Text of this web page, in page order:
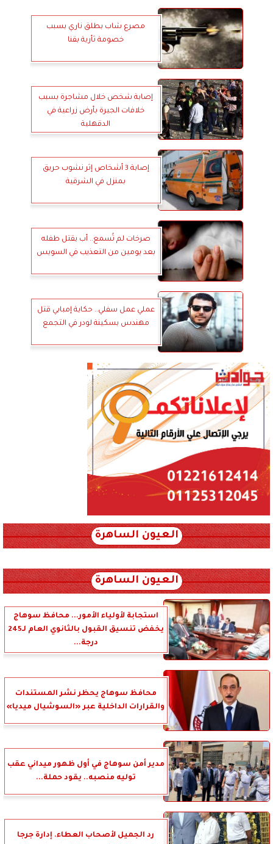
مصرع شاب بطلق ناري بسبب
خصومة ثأرية بقنا
إصابة شخص خلال مشاجرة بسبب
خلافات الجيرة بأرض زراعية في
الدقهلية
إصابة 3 أشخاص إثر نشوب حريق
بمنزل في الشرقية
صرخات لم تُسمع.. أب يقتل طفله
بعد يومين من التعذيب في السويس
عملي عمل سفلي.. حكاية إمبابي قتل
مهندس بسكينة لودر في التجمع
العيون الساهرة
العيون الساهرة
استجابة لأولياء الأمور... محافظ سوهاج
يخفض تنسيق القبول بالثانوي العام لـ245
درجة...
محافظ سوهاج يحظر نشر المستندات
والقرارات الداخلية عبر «السوشيال ميديا»
مدير أمن سوهاج في أول ظهور ميداني عقب
توليه منصبه.. يقود حملة...
رد الجميل لأصحاب العطاء. إدارة جرجا